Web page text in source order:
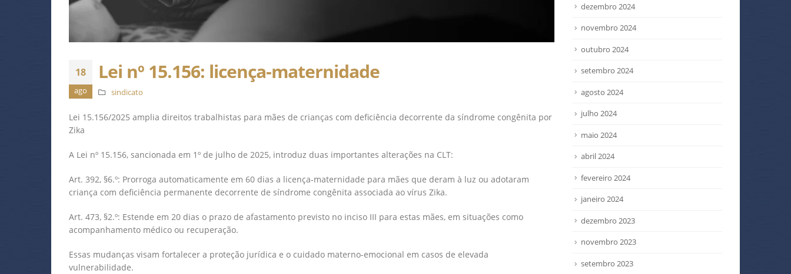
18
ago
Lei nº 15.156: licença-maternidade
sindicato
Lei 15.156/2025 amplia direitos trabalhistas para mães de crianças com deficiência decorrente da síndrome congênita por
Zika
A Lei nº 15.156, sancionada em 1º de julho de 2025, introduz duas importantes alterações na CLT:
Art. 392, §6.º: Prorroga automaticamente em 60 dias a licença-maternidade para mães que deram à luz ou adotaram
criança com deficiência permanente decorrente de síndrome congênita associada ao vírus Zika.
Art. 473, §2.º: Estende em 20 dias o prazo de afastamento previsto no inciso III para estas mães, em situações como
acompanhamento médico ou recuperação.
Essas mudanças visam fortalecer a proteção jurídica e o cuidado materno-emocional em casos de elevada
vulnerabilidade.
dezembro 2024
novembro 2024
outubro 2024
setembro 2024
agosto 2024
julho 2024
maio 2024
abril 2024
fevereiro 2024
janeiro 2024
dezembro 2023
novembro 2023
setembro 2023